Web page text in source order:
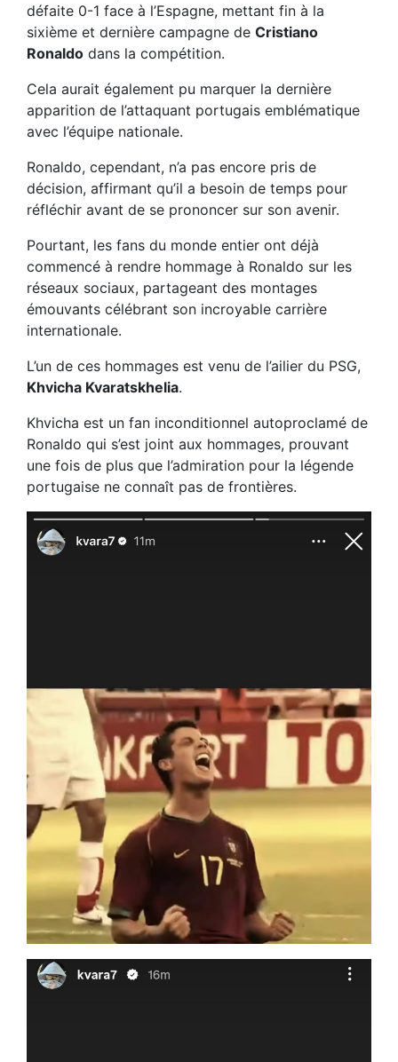
défaite 0-1 face à l’Espagne, mettant fin à la
sixième et dernière campagne de Cristiano
Ronaldo dans la compétition.
Cela aurait également pu marquer la dernière
apparition de l’attaquant portugais emblématique
avec l’équipe nationale.
Ronaldo, cependant, n’a pas encore pris de
décision, affirmant qu’il a besoin de temps pour
réfléchir avant de se prononcer sur son avenir.
Pourtant, les fans du monde entier ont déjà
commencé à rendre hommage à Ronaldo sur les
réseaux sociaux, partageant des montages
émouvants célébrant son incroyable carrière
internationale.
L’un de ces hommages est venu de l’ailier du PSG,
Khvicha Kvaratskhelia.
Khvicha est un fan inconditionnel autoproclamé de
Ronaldo qui s’est joint aux hommages, prouvant
une fois de plus que l’admiration pour la légende
portugaise ne connaît pas de frontières.